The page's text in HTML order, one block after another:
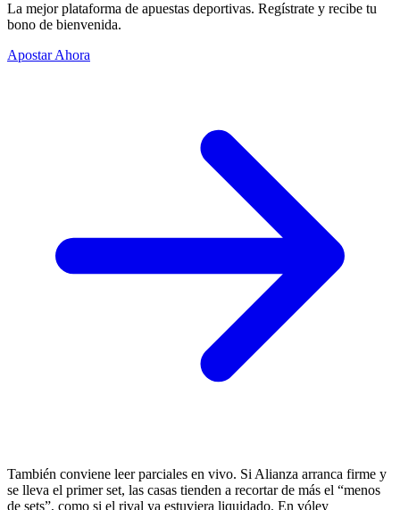
La mejor plataforma de apuestas deportivas. Regístrate y recibe tu
bono de bienvenida.
Apostar Ahora
También conviene leer parciales en vivo. Si Alianza arranca firme y
se lleva el primer set, las casas tienden a recortar de más el “menos
de sets”, como si el rival ya estuviera liquidado. En vóley